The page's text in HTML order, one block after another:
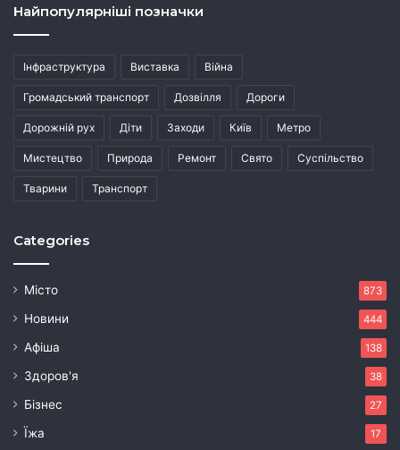
Найпопулярніші позначки
Інфраструктура Виставка Війна
Громадський транспорт Дозвілля Дороги
Дорожній рух Діти Заходи Київ Метро
Мистецтво Природа Ремонт Свято Суспільство
Тварини Транспорт
Categories
Місто 873
Новини 444
Афіша 138
Здоров'я 38
Бізнес 27
Їжа 17